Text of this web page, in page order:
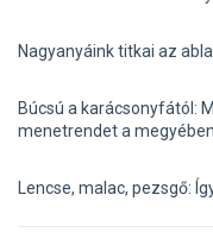
Nagyanyáink titkai az
Búcsú a karácsonyfától:
menetrendet a megyében
Lencse, malac, pezsgő: